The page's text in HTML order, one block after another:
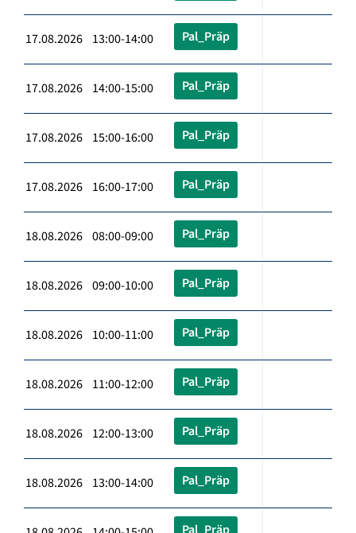
17.08.2026 13:00-14:00 Pal_Präp
17.08.2026 14:00-15:00 Pal_Präp
17.08.2026 15:00-16:00 Pal_Präp
17.08.2026 16:00-17:00 Pal_Präp
18.08.2026 08:00-09:00 Pal_Präp
18.08.2026 09:00-10:00 Pal_Präp
18.08.2026 10:00-11:00 Pal_Präp
18.08.2026 11:00-12:00 Pal_Präp
18.08.2026 12:00-13:00 Pal_Präp
18.08.2026 13:00-14:00 Pal_Präp